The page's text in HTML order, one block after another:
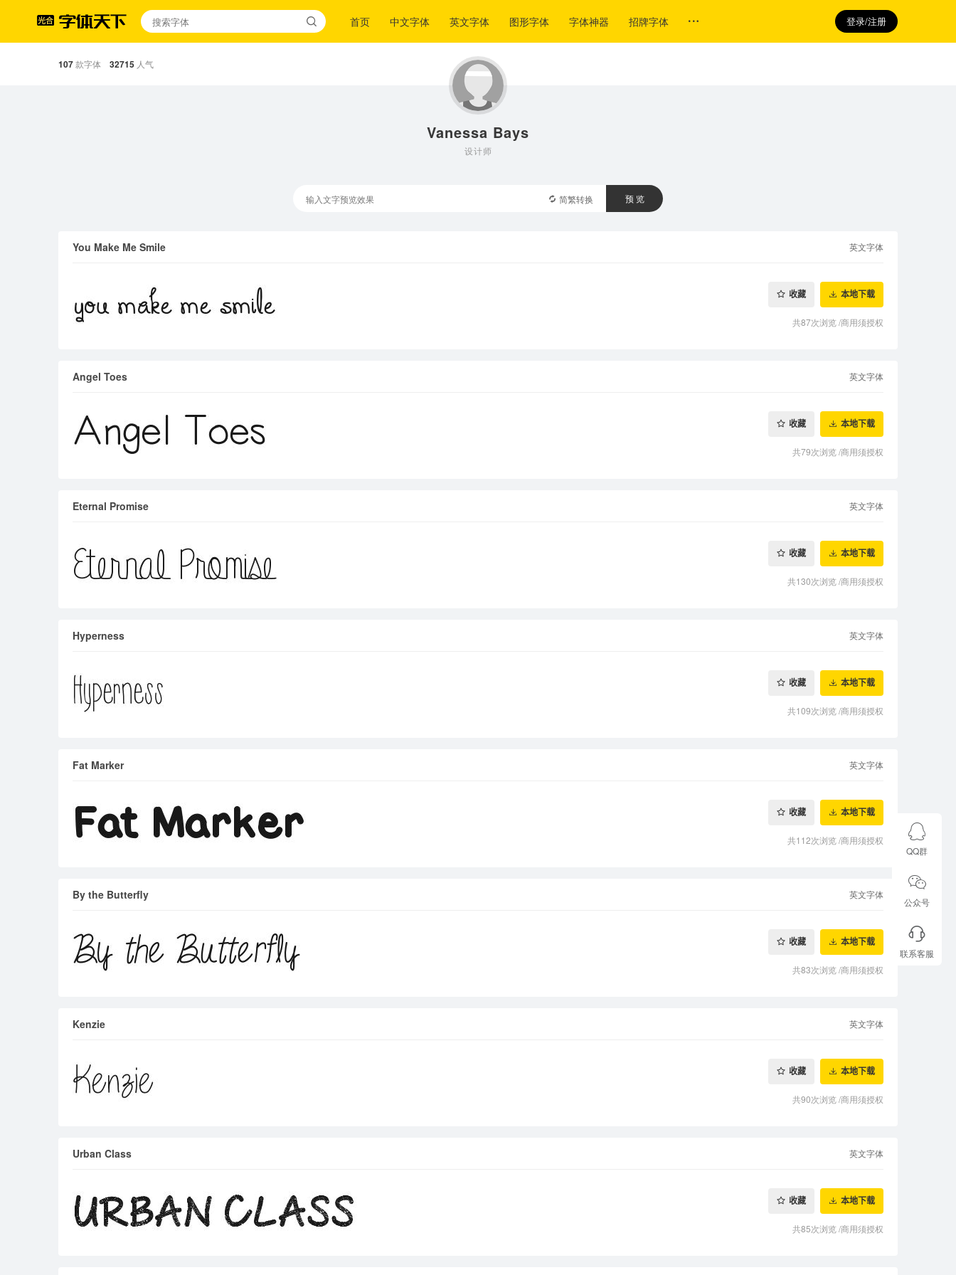
首页 中文字体 英文字体 图形字体 字体神器 招牌字体 登录/注册
107款字体 32715 人气
Vanessa Bays
设计师
预 览
简繁转换
You Make Me Smile 英文字体
收藏 本地下载
共87次浏览/商用须授权
Angel Toes 英文字体
收藏 本地下载
共79次浏览/商用须授权
Eternal Promise 英文字体
收藏 本地下载
共130次浏览/商用须授权
Hyperness 英文字体
收藏 本地下载
共109次浏览/商用须授权
Fat Marker 英文字体
收藏 本地下载
共112次浏览/商用须授权
By the Butterfly 英文字体
收藏 本地下载
共83次浏览/商用须授权
Kenzie 英文字体
收藏 本地下载
共90次浏览/商用须授权
Urban Class 英文字体
收藏 本地下载
共85次浏览/商用须授权
QQ群
公众号
联系客服